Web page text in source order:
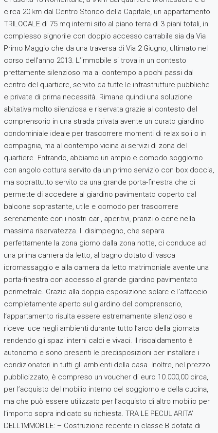
circa 20 km dal Centro Storico della Capitale, un appartamento
TRILOCALE di 75 mq interni sito al piano terra di 3 piani totali, in
complesso signorile con doppio accesso carrabile sia da Via
Primo Maggio che da una traversa di Via 2 Giugno, ultimato nel
corso dell’anno 2013. L’immobile si trova in un contesto
prettamente silenzioso ma al contempo a pochi passi dal
centro del quartiere, servito da tutte le infrastrutture pubbliche
e private di prima necessità. Rimane quindi una soluzione
abitativa molto silenziosa e riservata grazie al contesto del
comprensorio in una strada privata avente un curato giardino
condominiale ideale per trascorrere momenti di relax soli o in
compagnia, ma al contempo vicina ai servizi di zona del
quartiere. Entrando, abbiamo un ampio e comodo soggiorno
con angolo cottura servito da un primo servizio con box doccia,
ma soprattutto servito da una grande porta-finestra che ci
permette di accedere al giardino pavimentato coperto dal
balcone soprastante, utile e comodo per trascorrere
serenamente con i nostri cari, aperitivi, pranzi o cene nella
massima riservatezza. Il disimpegno, che separa
perfettamente la zona giorno dalla zona notte, ci conduce ad
una prima camera da letto, al bagno dotato di vasca
idromassaggio e alla camera da letto matrimoniale avente una
porta-finestra con accesso al grande giardino pavimentato
perimetrale. Grazie alla doppia esposizione solare e l’affaccio
completamente aperto sul giardino del comprensorio,
l’appartamento risulta essere estremamente silenzioso e
riceve luce negli ambienti durante tutto l’arco della giornata
rendendo gli spazi interni caldi e vivaci. Il riscaldamento è
autonomo e sono presenti le predisposizioni per installare i
condizionatori in tutti gli ambienti della casa. Inoltre, nel prezzo
pubblicizzato, è compreso un voucher di euro 10.000,00 circa,
per l’acquisto del mobilio interno del soggiorno e della cucina,
ma che può essere utilizzato per l’acquisto di altro mobilio per
l’importo sopra indicato su richiesta. TRA LE PECULIARITA’
DELL’IMMOBILE: – Costruzione recente in classe B dotata di